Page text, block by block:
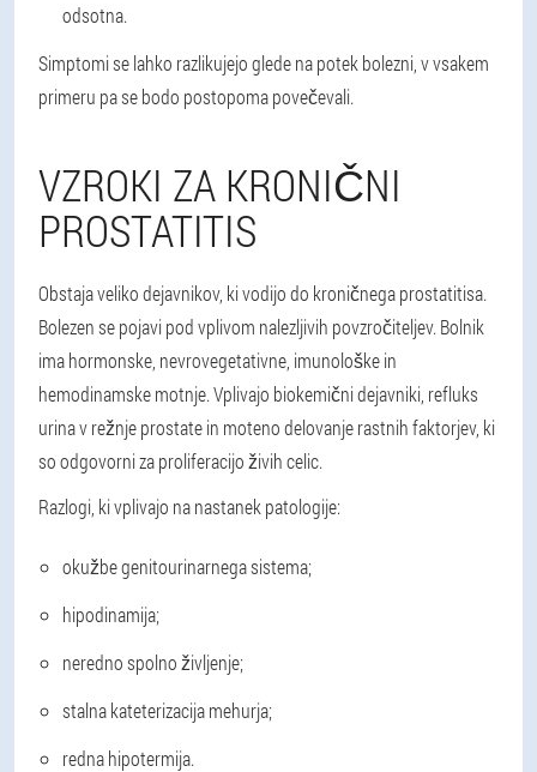
odsotna.
Simptomi se lahko razlikujejo glede na potek bolezni, v vsakem
primeru pa se bodo postopoma povečevali.
VZROKI ZA KRONIČNI
PROSTATITIS
Obstaja veliko dejavnikov, ki vodijo do kroničnega prostatitisa.
Bolezen se pojavi pod vplivom nalezljivih povzročiteljev. Bolnik
ima hormonske, nevrovegetativne, imunološke in
hemodinamske motnje. Vplivajo biokemični dejavniki, refluks
urina v režnje prostate in moteno delovanje rastnih faktorjev, ki
so odgovorni za proliferacijo živih celic.
Razlogi, ki vplivajo na nastanek patologije:
okužbe genitourinarnega sistema;
hipodinamija;
neredno spolno življenje;
stalna kateterizacija mehurja;
redna hipotermija.